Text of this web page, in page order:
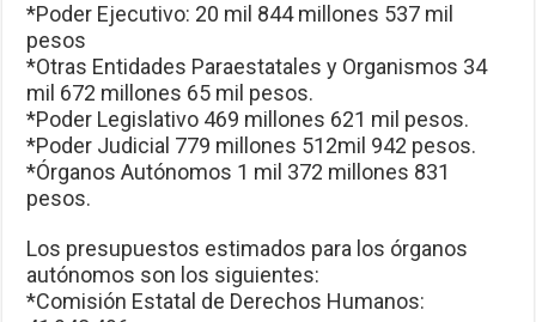
*Poder Ejecutivo: 20 mil 844 millones 537 mil
pesos
*Otras Entidades Paraestatales y Organismos 34
mil 672 millones 65 mil pesos.
*Poder Legislativo 469 millones 621 mil pesos.
*Poder Judicial 779 millones 512mil 942 pesos.
*Órganos Autónomos 1 mil 372 millones 831
pesos.
Los presupuestos estimados para los órganos
autónomos son los siguientes:
*Comisión Estatal de Derechos Humanos: